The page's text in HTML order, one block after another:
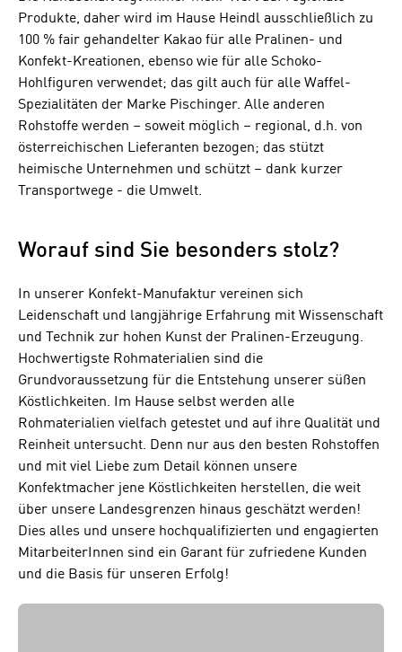
Produkte, daher wird im Hause Heindl ausschließlich zu
100 % fair gehandelter Kakao für alle Pralinen- und
Konfekt-Kreationen, ebenso wie für alle Schoko-
Hohlfiguren verwendet; das gilt auch für alle Waffel-
Spezialitäten der Marke Pischinger. Alle anderen
Rohstoffe werden – soweit möglich – regional, d.h. von
österreichischen Lieferanten bezogen; das stützt
heimische Unternehmen und schützt – dank kurzer
Transportwege - die Umwelt.
Worauf sind Sie besonders stolz?
In unserer Konfekt-Manufaktur vereinen sich
Leidenschaft und langjährige Erfahrung mit Wissenschaft
und Technik zur hohen Kunst der Pralinen-Erzeugung.
Hochwertigste Rohmaterialien sind die
Grundvoraussetzung für die Entstehung unserer süßen
Köstlichkeiten. Im Hause selbst werden alle
Rohmaterialien vielfach getestet und auf ihre Qualität und
Reinheit untersucht. Denn nur aus den besten Rohstoffen
und mit viel Liebe zum Detail können unsere
Konfektmacher jene Köstlichkeiten herstellen, die weit
über unsere Landesgrenzen hinaus geschätzt werden!
Dies alles und unsere hochqualifizierten und engagierten
MitarbeiterInnen sind ein Garant für zufriedene Kunden
und die Basis für unseren Erfolg!